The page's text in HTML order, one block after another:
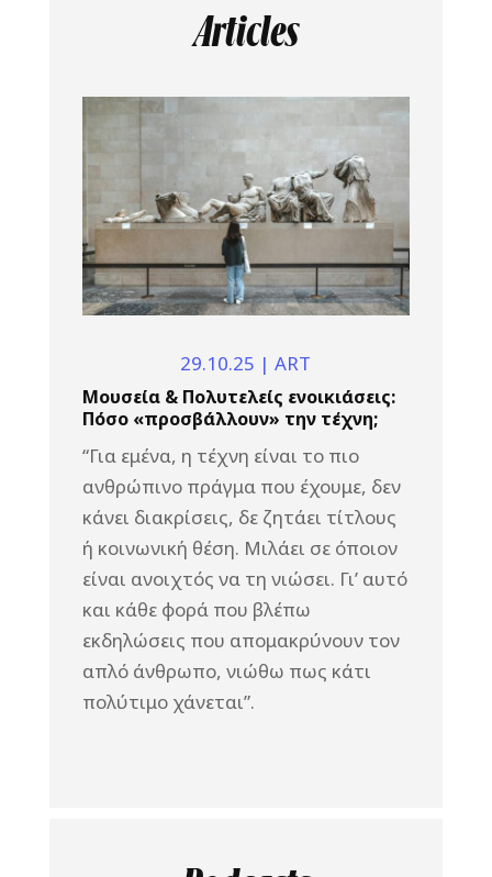
Articles
Μουσεία & Πολυτελείς ενοικιάσεις:
Πόσο «προσβάλλουν» την τέχνη;
29.10.25 |ART
“Για εμένα, η τέχνη είναι το πιο
ανθρώπινο πράγμα που έχουμε, δεν
κάνει διακρίσεις, δε ζητάει τίτλους
ή κοινωνική θέση. Μιλάει σε όποιον
είναι ανοιχτός να τη νιώσει. Γι’ αυτό
και κάθε φορά που βλέπω
εκδηλώσεις που απομακρύνουν τον
απλό άνθρωπο, νιώθω πως κάτι
πολύτιμο χάνεται”.